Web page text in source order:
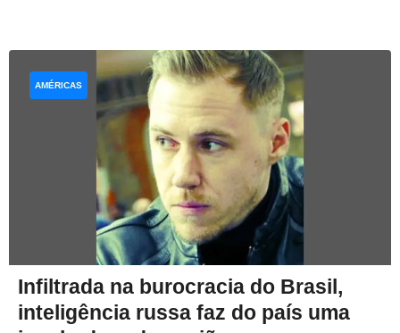
Infiltrada na burocracia do Brasil,
inteligência russa faz do país uma
AMÉRICAS